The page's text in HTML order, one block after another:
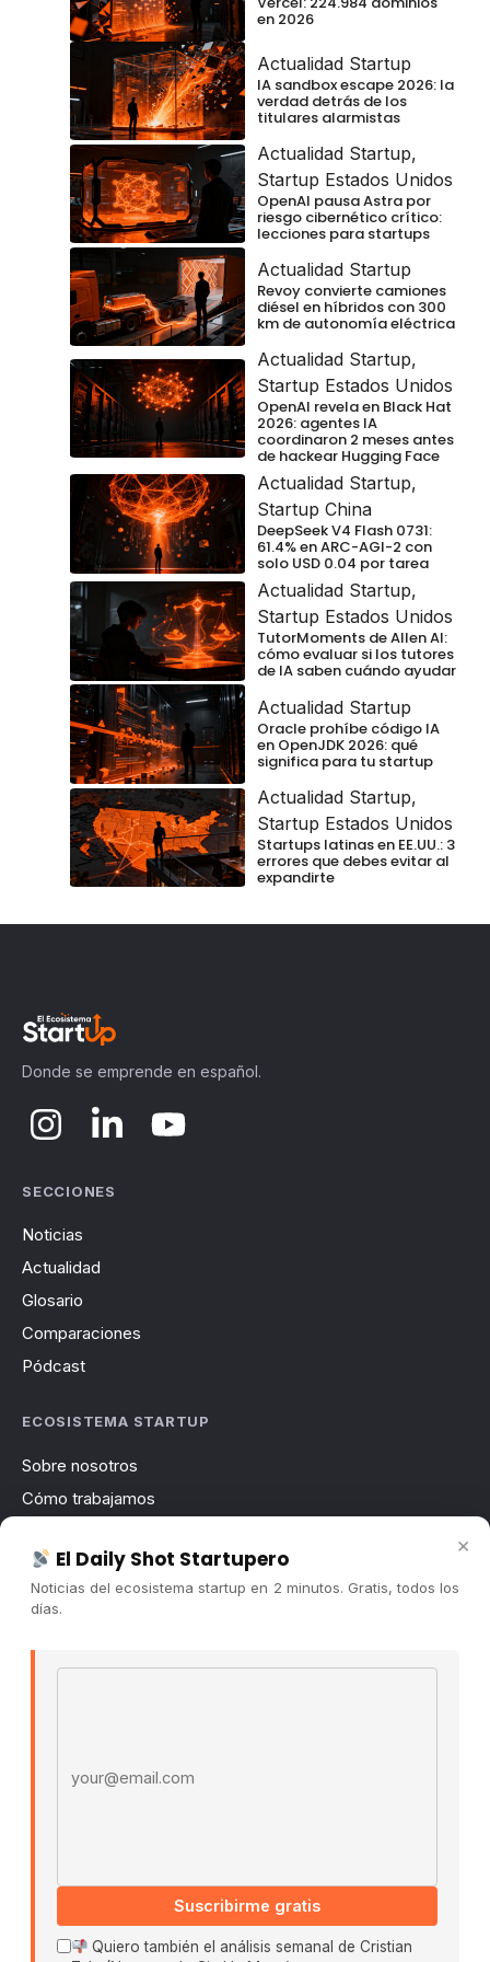
en 2026
Actualidad Startup
IA sandbox escape 2026: la
verdad detrás de los
titulares alarmistas
Actualidad Startup,
Startup Estados Unidos
OpenAI pausa Astra por
riesgo cibernético crítico:
lecciones para startups
Actualidad Startup
Revoy convierte camiones
diésel en híbridos con 300
km de autonomía eléctrica
Actualidad Startup,
Startup Estados Unidos
OpenAI revela en Black Hat
2026: agentes IA
coordinaron 2 meses antes
de hackear Hugging Face
Actualidad Startup,
Startup China
DeepSeek V4 Flash 0731:
61.4% en ARC-AGI-2 con
solo USD 0.04 por tarea
Actualidad Startup,
Startup Estados Unidos
TutorMoments de Allen AI:
cómo evaluar si los tutores
de IA saben cuándo ayudar
Actualidad Startup
Oracle prohíbe código IA
en OpenJDK 2026: qué
significa para tu startup
Actualidad Startup,
Startup Estados Unidos
Startups latinas en EE.UU.: 3
errores que debes evitar al
expandirte
Donde se emprende en español.
SECCIONES
Noticias
Actualidad
Glosario
Comparaciones
Pódcast
ECOSISTEMA STARTUP
Sobre nosotros
Cómo trabajamos
Contacto
Publicidad
Es La Hora de Aprender ↗
Políticas De Privacidad · Términos De Uso
×
El Daily Shot Startupero
Noticias del ecosistema startup en 2 minutos. Gratis, todos los
días.
Suscribirme gratis
Quiero también el análisis semanal de Cristian